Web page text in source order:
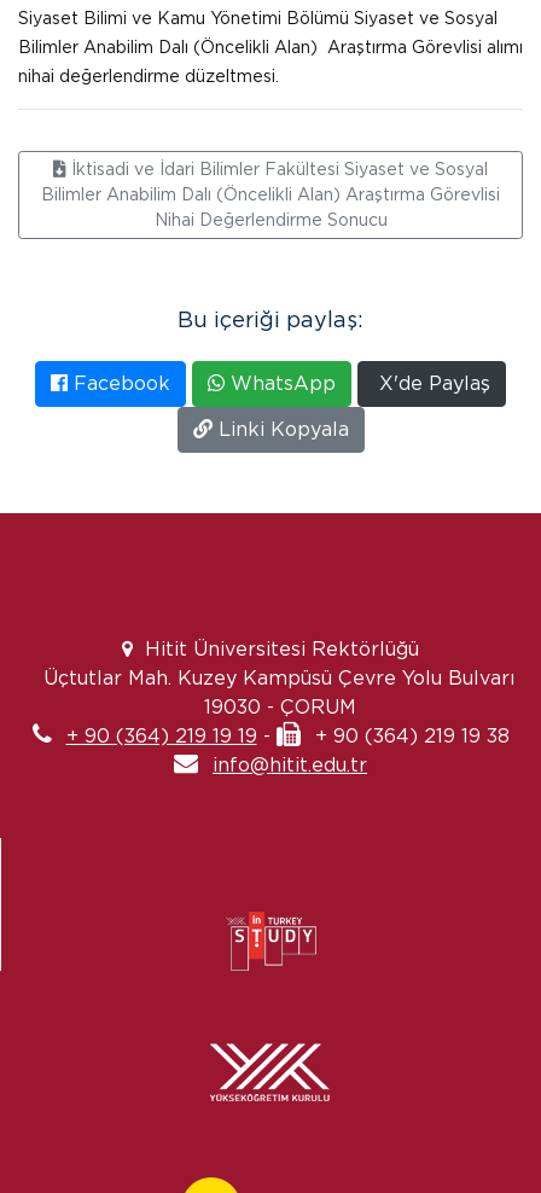
Siyaset Bilimi ve Kamu Yönetimi Bölümü Siyaset ve Sosyal
Bilimler Anabilim Dalı (Öncelikli Alan) Araştırma Görevlisi alımı
nihai değerlendirme düzeltmesi.
İktisadi ve İdari Bilimler Fakültesi Siyaset ve Sosyal
Bilimler Anabilim Dalı (Öncelikli Alan) Araştırma Görevlisi
Nihai Değerlendirme Sonucu
Bu içeriği paylaş:
Facebook WhatsApp
X'de Paylaş
Linki Kopyala
Hitit Üniversitesi Rektörlüğü
Üçtutlar Mah. Kuzey Kampüsü Çevre Yolu Bulvarı
19030 - ÇORUM
+ 90 (364) 219 19 19 -
+ 90 (364) 219 19 38
info@hitit.edu.tr